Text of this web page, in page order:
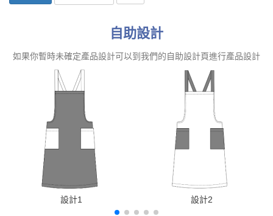
自助設計
如果你暫時未確定產品設計可以到我們的自助設計頁進行產品設計
設計1 設計2